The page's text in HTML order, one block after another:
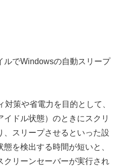
策や省電力を目的として、
ドル状態）のときにスクリ
、スリープさせるといった設
を検出する時間が短いと、
クリーンセーバーが実行され